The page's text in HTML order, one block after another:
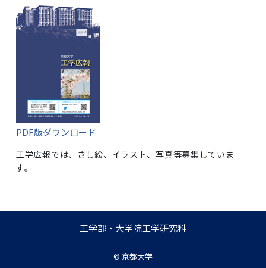
PDF版ダウンロード
工学広報では、さし絵、イラスト、写真等募集していま
す。
© 京都大学
工学部・大学院工学研究科